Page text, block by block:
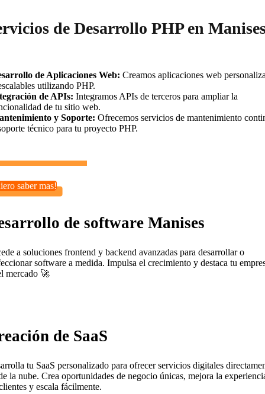
de Desarrollo PHP en
de Aplicaciones Web: Creamos aplicaciones web
utilizando PHP.
de APIs: Integramos APIs de terceros para ampliar la
de tu sitio web.
y Soporte: Ofrecemos servicios de mantenimiento
técnico para tu proyecto PHP.
saber mas!
de software Manises
a soluciones frontend y backend avanzadas para desarrollar o
software a medida. Impulsa el crecimiento y destaca tu
mercado 🚀
de SaaS
tu SaaS personalizado para ofrecer servicios digitales
la nube. Crea oportunidades de negocio únicas, mejora la
y escala fácilmente.